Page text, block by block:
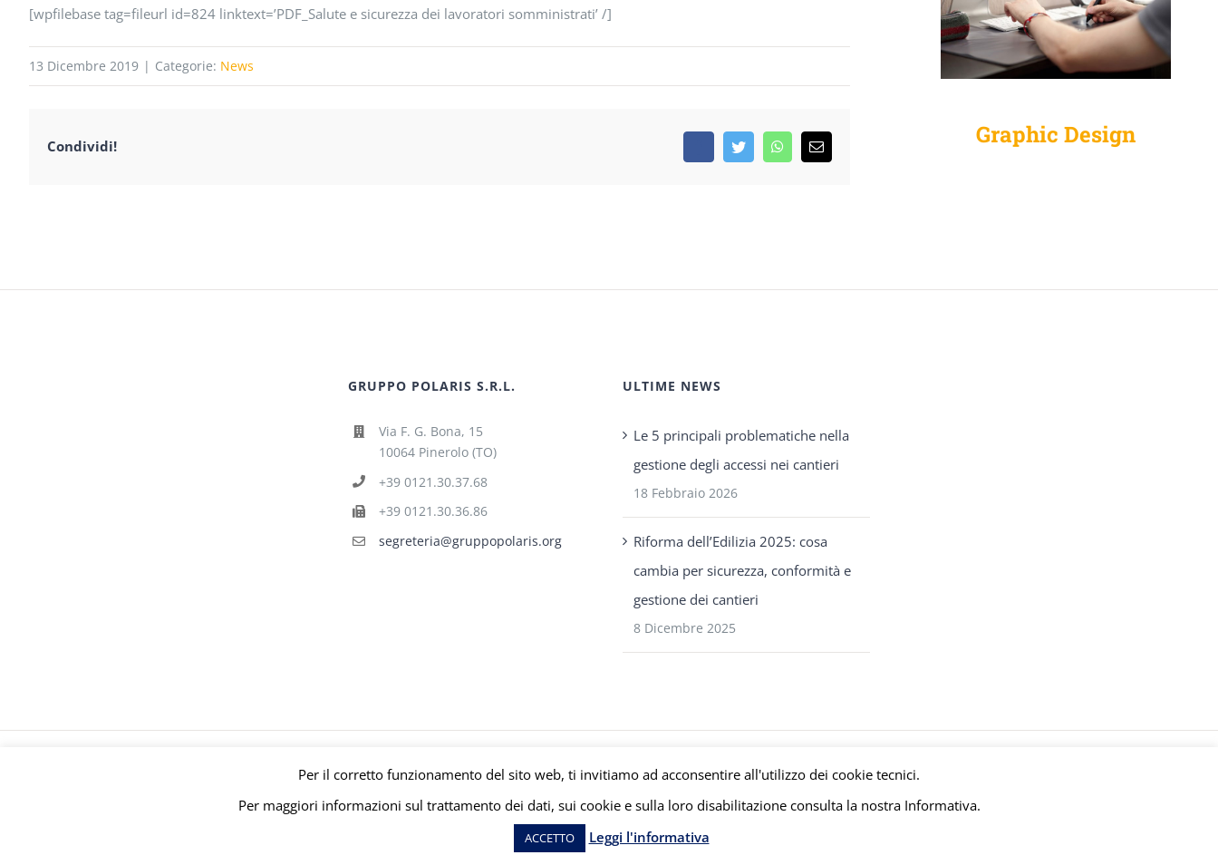
[wpfilebase tag=fileurl id=824 linktext=’PDF_Salute e sicurezza dei lavoratori somministrati’ /]
13 Dicembre 2019 | Categorie: News
Condividi! FacebookTwitterWhatsApp
Email
Graphic Design
GRUPPO POLARIS S.R.L.
Via F. G. Bona, 15
10064 Pinerolo (TO)
+39 0121.30.37.68
+39 0121.30.36.86
segreteria@gruppopolaris.org
ULTIME NEWS
Le 5 principali problematiche nella
gestione degli accessi nei cantieri
18 Febbraio 2026
Riforma dell’Edilizia 2025: cosa
cambia per sicurezza, conformità e
gestione dei cantieri
8 Dicembre 2025
© Gruppo Polaris P.IVA C.F. Iscriz. CCIAA 08671820010 |Privacy e Cookie Policy| Powered bymeltingmedia.it
Per il corretto funzionamento del sito web, ti invitiamo ad acconsentire all'utilizzo dei cookie tecnici.
Per maggiori informazioni sul trattamento dei dati, sui cookie e sulla loro disabilitazione consulta la nostra Informativa.
ACCETTO Leggi l'informativa